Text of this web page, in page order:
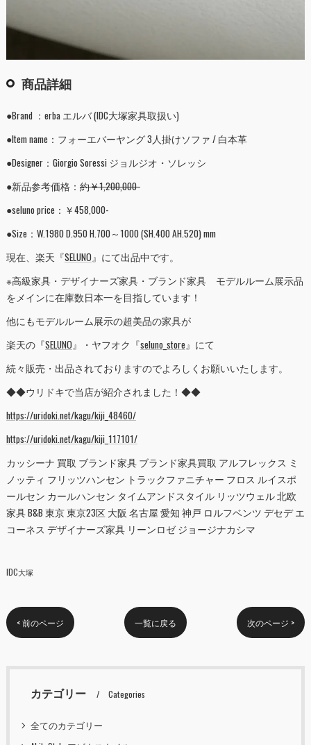
商品詳細
●Brand ：erba エルバ (IDC大塚家具取扱い)
●Item name：フォーエバーヤング 3人掛けソファ / 白本革
●Designer：Giorgio Soressi ジョルジオ・ソレッシ
●新品参考価格： 約￥1,200,000-
●seluno price：￥458,000-
●Size：W.1980 D.950 H.700～1000 (SH.400 AH.520) mm
現在、楽天『SELUNO』にて出品中です。
※高級家具・デザイナーズ家具・ブランド家具 モデルルーム展示品
をメインに在庫数日本一を目指しています！
他にもモデルルーム展示の超美品の家具が
楽天の『SELUNO』・ヤフオク『seluno_store』にて
続々販売・出品されておりますのでよろしくお願いいたします。
◆◆ウリドキで当店が紹介されました！◆◆
https://uridoki.net/kagu/kiji_48460/
https://uridoki.net/kagu/kiji_117101/
カッシーナ 買取 ブランド家具 ブランド家具買取 アルフレックス ミ
ノッティ フリッツハンセン トラックファニチャー フロス ルイスポ
ールセン カールハンセン タイムアンドスタイル リッツウェル 北欧
家具 B&B 東京 東京23区 大阪 名古屋 愛知 神戸 ロルフベンツ デセデ エ
コーネス デザイナーズ家具 リーンロゼ ジョージナカシマ
IDC大塚
< 前のページ 一覧に戻る 次のページ >
カテゴリー Categories
全てのカテゴリー